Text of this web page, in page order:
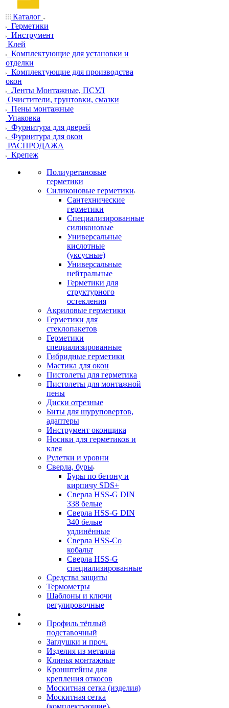
Каталог
Герметики
Инструмент
Клей
Комплектующие для установки и
отделки
Комплектующие для производства
окон
Ленты Монтажные, ПСУЛ
Очистители, грунтовки, смазки
Пены монтажные
Упаковка
Фурнитура для дверей
Фурнитура для окон
РАСПРОДАЖА
Крепеж
Полиуретановые
герметики
Силиконовые герметики
Сантехнические
герметики
Специализированные
силиконовые
Универсальные
кислотные
(уксусные)
Универсальные
нейтральные
Герметики для
структурного
остекления
Акриловые герметики
Герметики для
стеклопакетов
Герметики
специализированные
Гибридные герметики
Мастика для окон
Пистолеты для герметика
Пистолеты для монтажной
пены
Диски отрезные
Биты для шуруповертов,
адаптеры
Инструмент оконщика
Носики для герметиков и
клея
Рулетки и уровни
Сверла, буры
Буры по бетону и
кирпичу SDS+
Сверла HSS-G DIN
338 белые
Сверла HSS-G DIN
340 белые
удлинённые
Сверла HSS-Co
кобальт
Сверла HSS-G
специализированные
Средства защиты
Термометры
Шаблоны и ключи
регулировочные
Профиль тёплый
подставочный
Заглушки и проч.
Изделия из металла
Клинья монтажные
Кронштейны для
крепления откосов
Москитная сетка (изделия)
Москитная сетка
(комплектующие)